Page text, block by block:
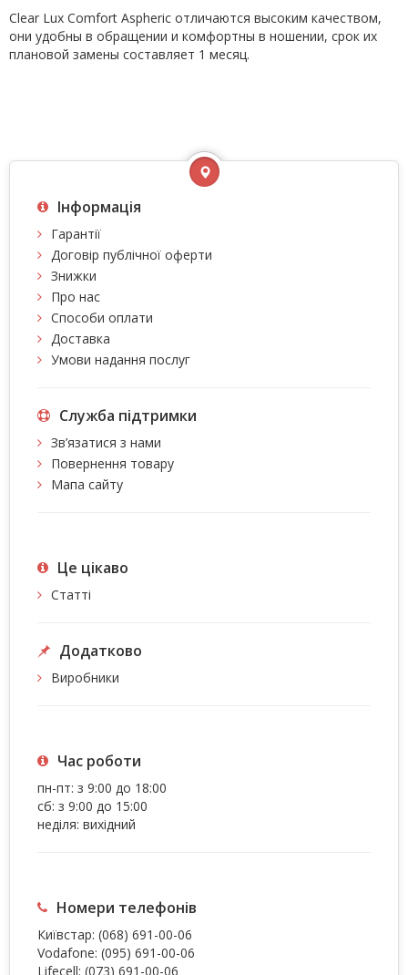
Clear Lux Comfort Aspheric отличаются высоким качеством,
они удобны в обращении и комфортны в ношении, срок их
плановой замены составляет 1 месяц.
Інформація
Гарантії
Договір публічної оферти
Знижки
Про нас
Способи оплати
Доставка
Умови надання послуг
Служба підтримки
Зв’язатися з нами
Повернення товару
Мапа сайту
Це цiкаво
Статті
Додатково
Виробники
Час роботи
пн-пт: з 9:00 до 18:00
сб: з 9:00 до 15:00
неділя: вихідний
Номери телефонів
Київстар: (068) 691-00-06
Vodafone: (095) 691-00-06
Lifecell: (073) 691-00-06